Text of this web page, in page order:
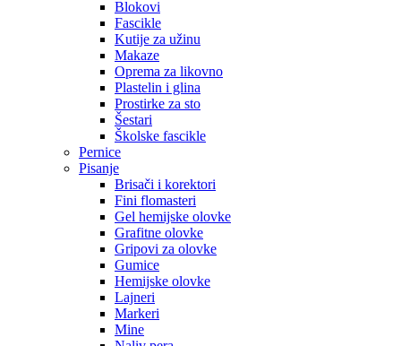
Blokovi
Fascikle
Kutije za užinu
Makaze
Oprema za likovno
Plastelin i glina
Prostirke za sto
Šestari
Školske fascikle
Pernice
Pisanje
Brisači i korektori
Fini flomasteri
Gel hemijske olovke
Grafitne olovke
Gripovi za olovke
Gumice
Hemijske olovke
Lajneri
Markeri
Mine